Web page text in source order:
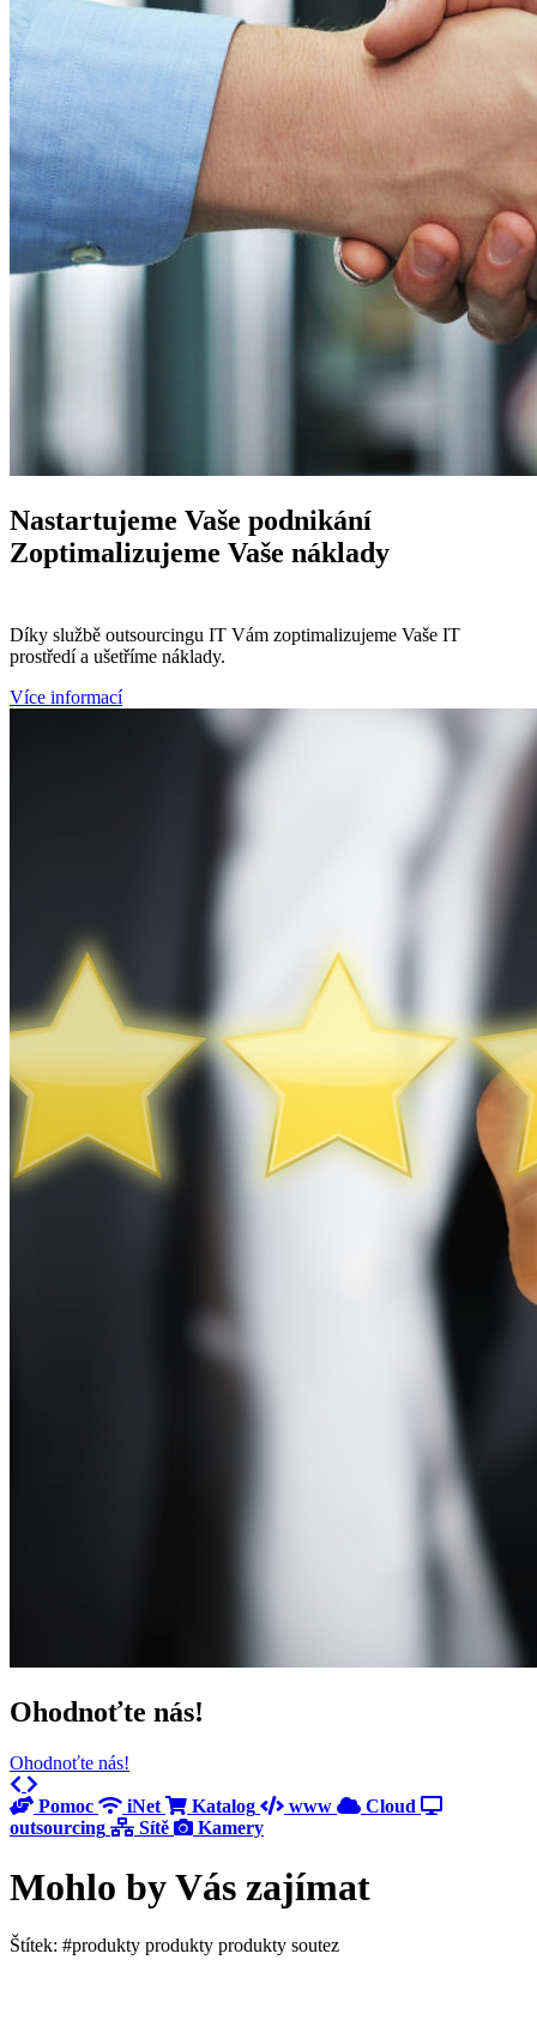
Nastartujeme Vaše podnikání
Zoptimalizujeme Vaše náklady
Díky službě outsourcingu IT Vám zoptimalizujeme Vaše IT
prostředí a ušetříme náklady.
Více informací
Ohodnoťte nás!
Ohodnoťte nás!
Previous
Pomoc
iNet Katalog www
Cloud
outsourcing
Sítě Kamery
Mohlo by Vás zajímat
Štítek: #produkty produkty produkty soutez